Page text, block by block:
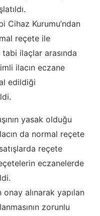
Cihaz Kurumu’ndan
reçete ile
ilaçlar arasında
ilacın eczane
edildiği
yasak olduğu
da normal reçete
reçete
eczanelerde
alınarak yapılan
zorunlu